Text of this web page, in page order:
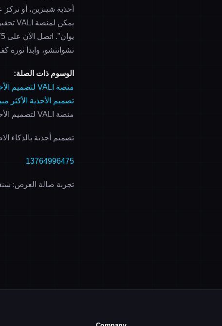
أحذية شينزين، أو
يوان". اتصل الآن على
تشوانتشو، وابدأ ثورة
الوسوم ذات الصلة:
منصة VALI لتصميم الأحذية بالذكاء الاصطناعي
تصميم الأحذية الأكثر
منصة VALI لتصميم الأحذية بالذكاء الاصطناعي
تصميم أحذية بالذكاء
13764996475
تجربة صالة العرض: